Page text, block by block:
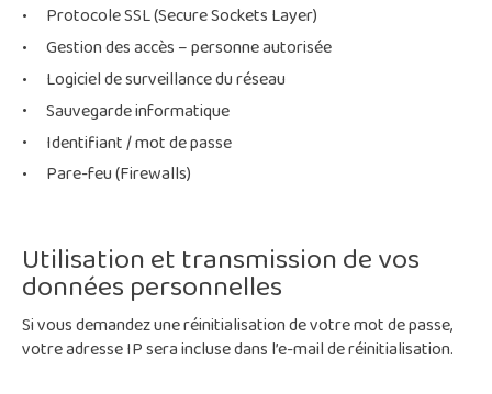
Protocole SSL (Secure Sockets Layer)
Gestion des accès – personne autorisée
Logiciel de surveillance du réseau
Sauvegarde informatique
Identifiant / mot de passe
Pare-feu (Firewalls)
Utilisation et transmission de vos
données personnelles
Si vous demandez une réinitialisation de votre mot de passe,
votre adresse IP sera incluse dans l’e-mail de réinitialisation.